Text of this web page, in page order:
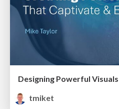
Designing Powerful
tmiket